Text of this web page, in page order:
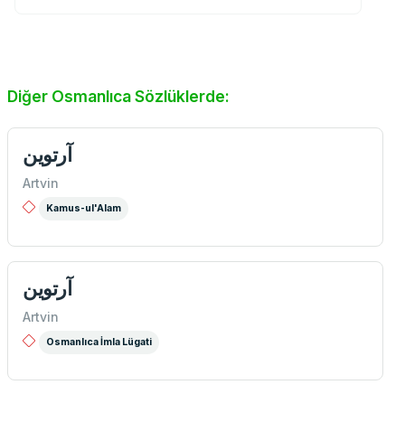
Diğer Osmanlıca Sözlüklerde:
آرتوين
Artvin
Kamus-ul'Alam
آرتوین
Artvin
Osmanlıca İmla Lügati